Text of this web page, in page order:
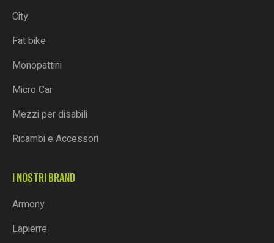
City
Fat bike
Monopattini
Micro Car
Mezzi per disabili
Ricambi e Accessori
I NOSTRI BRAND
Armony
Lapierre